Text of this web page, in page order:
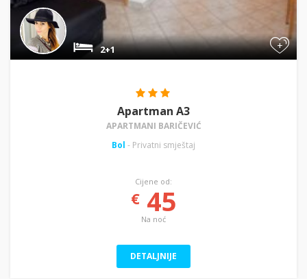
+
2+1
Apartman A3
APARTMANI BARIČEVIĆ
Bol - Privatni smještaj
Cijene od:
€45
Na noć
DETALJNIJE